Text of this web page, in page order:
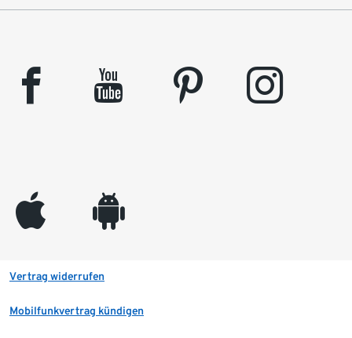
facebook youtube pinterest instagram
appleinc android
Vertrag widerrufen
Mobilfunkvertrag kündigen